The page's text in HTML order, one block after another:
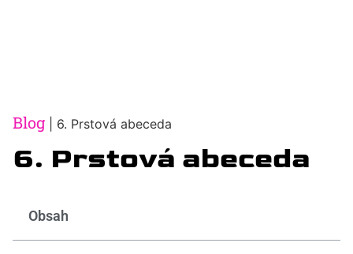
Blog 6. Prstová abeceda
6. Prstová abeceda
Obsah